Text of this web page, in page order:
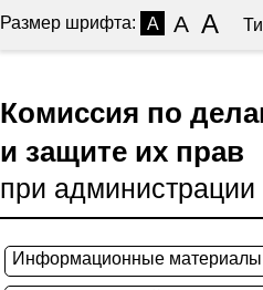
Размер шрифта: A A A
Комиссия по
и защите их прав
при администрации
Информационные материалы